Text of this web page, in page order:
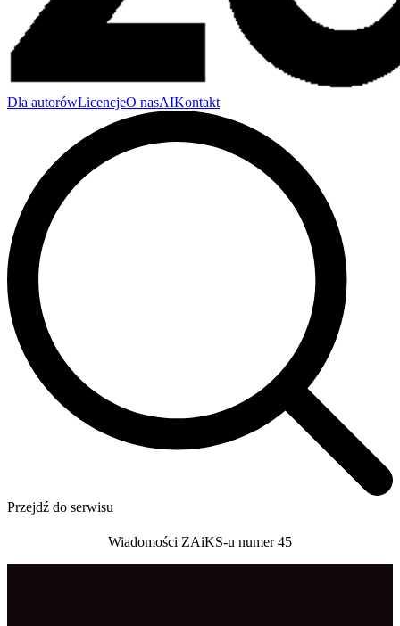
Dla autorówLicencjeO nasAIKontakt
Przejdź do serwisu
Wiadomości ZAiKS-u numer 45